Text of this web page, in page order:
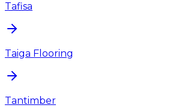
Tafisa
Taiga Flooring
Tantimber